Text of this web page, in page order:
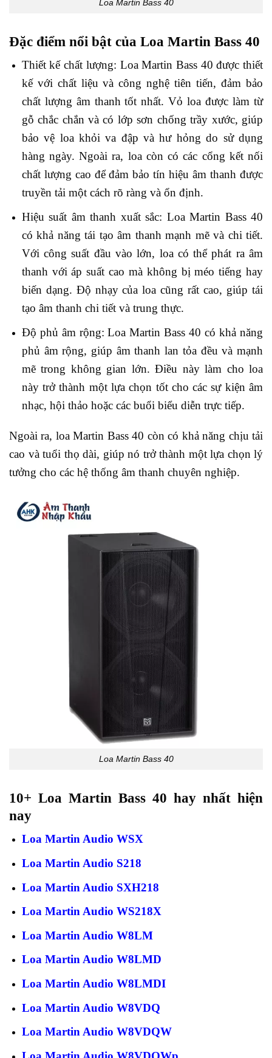
Loa Martin Bass 40
Đặc điểm nổi bật của Loa Martin Bass 40
Thiết kế chất lượng: Loa Martin Bass 40 được thiết
kế với chất liệu và công nghệ tiên tiến, đảm bảo
chất lượng âm thanh tốt nhất. Vỏ loa được làm từ
gỗ chắc chắn và có lớp sơn chống trầy xước, giúp
bảo vệ loa khỏi va đập và hư hỏng do sử dụng
hàng ngày. Ngoài ra, loa còn có các cổng kết nối
chất lượng cao để đảm bảo tín hiệu âm thanh được
truyền tải một cách rõ ràng và ổn định.
Hiệu suất âm thanh xuất sắc: Loa Martin Bass 40
có khả năng tái tạo âm thanh mạnh mẽ và chi tiết.
Với công suất đầu vào lớn, loa có thể phát ra âm
thanh với áp suất cao mà không bị méo tiếng hay
biến dạng. Độ nhạy của loa cũng rất cao, giúp tái
tạo âm thanh chi tiết và trung thực.
Độ phủ âm rộng: Loa Martin Bass 40 có khả năng
phủ âm rộng, giúp âm thanh lan tỏa đều và mạnh
mẽ trong không gian lớn. Điều này làm cho loa
này trở thành một lựa chọn tốt cho các sự kiện âm
nhạc, hội thảo hoặc các buổi biểu diễn trực tiếp.
Ngoài ra, loa Martin Bass 40 còn có khả năng chịu tải
cao và tuổi thọ dài, giúp nó trở thành một lựa chọn lý
tưởng cho các hệ thống âm thanh chuyên nghiệp.
Loa Martin Bass 40
10+ Loa Martin Bass 40 hay nhất hiện
nay
Loa Martin Audio WSX
Loa Martin Audio S218
Loa Martin Audio SXH218
Loa Martin Audio WS218X
Loa Martin Audio W8LM
Loa Martin Audio W8LMD
Loa Martin Audio W8LMDI
Loa Martin Audio W8VDQ
Loa Martin Audio W8VDQW